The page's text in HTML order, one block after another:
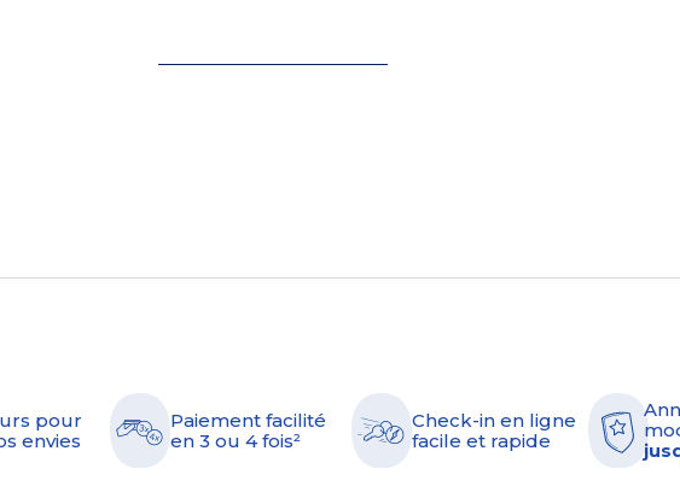
pour
envies
Paiement facilité
en 3 ou 4 fois²
Check-in en ligne
facile et rapide